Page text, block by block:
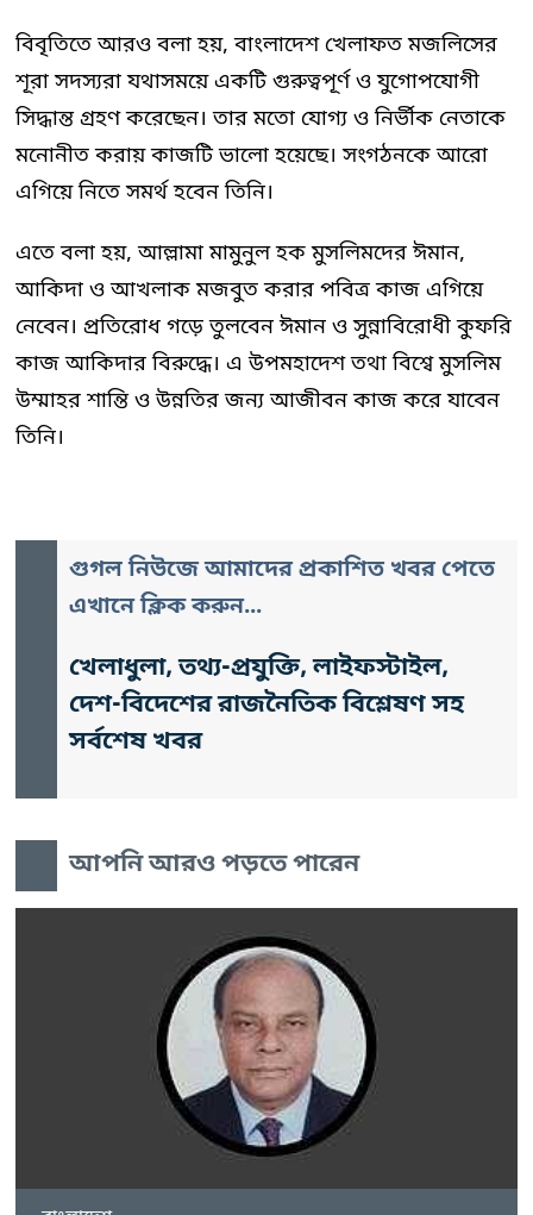
বিবৃতিতে আরও বলা হয়, বাংলাদেশ খেলাফত মজলিসের
শূরা সদস্যরা যথাসময়ে একটি গুরুত্বপূর্ণ ও যুগোপযোগী
সিদ্ধান্ত গ্রহণ করেছেন। তার মতো যোগ্য ও নির্ভীক নেতাকে
মনোনীত করায় কাজটি ভালো হয়েছে। সংগঠনকে আরো
এগিয়ে নিতে সমর্থ হবেন তিনি।
এতে বলা হয়, আল্লামা মামুনুল হক মুসলিমদের ঈমান,
আকিদা ও আখলাক মজবুত করার পবিত্র কাজ এগিয়ে
নেবেন। প্রতিরোধ গড়ে তুলবেন ঈমান ও সুন্নাবিরোধী কুফরি
কাজ আকিদার বিরুদ্ধে। এ উপমহাদেশ তথা বিশ্বে মুসলিম
উম্মাহর শান্তি ও উন্নতির জন্য আজীবন কাজ করে যাবেন
তিনি।
গুগল নিউজে আমাদের প্রকাশিত খবর পেতে
এখানে ক্লিক করুন...
খেলাধুলা, তথ্য-প্রযুক্তি, লাইফস্টাইল,
দেশ-বিদেশের রাজনৈতিক বিশ্লেষণ সহ
সর্বশেষ খবর
আপনি আরও পড়তে পারেন